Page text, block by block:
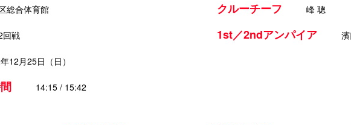
総合体育館
回戦
12月25日（日）
14:15 / 15:42
クルーチーフ 峰 聰
1st／2ndアンパイア